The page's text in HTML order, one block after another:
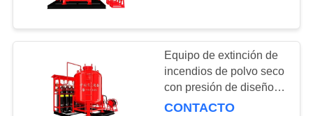
VISITA
FÁBRICA
Sistema y equipo de
polvo seco
14
Equipo de extinción de
incendios de polvo seco
con presión de diseño
del tanque de 1,6 MPa
CONTACTO